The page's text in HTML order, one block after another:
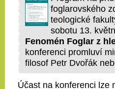
foglarovského
teologické
sobotu 13.
Fenomén Foglar z
konferenci promluví
filosof Petr Dvořák
Účast na konferenci lze